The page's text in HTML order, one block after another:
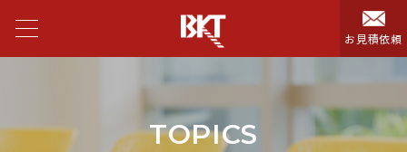
お見積依頼
TOPICS